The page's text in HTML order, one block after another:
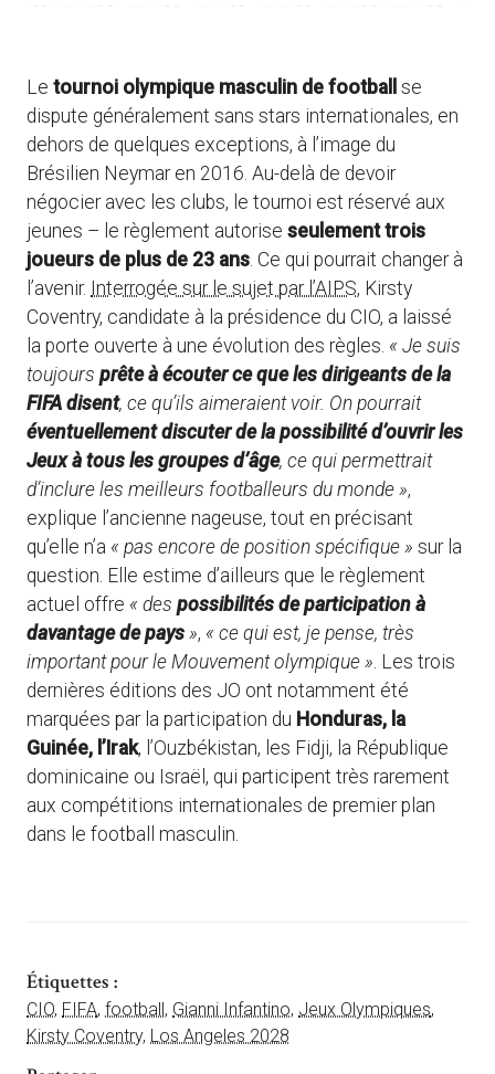
Le tournoi olympique masculin de football se
dispute généralement sans stars internationales, en
dehors de quelques exceptions, à l’image du
Brésilien Neymar en 2016. Au-delà de devoir
négocier avec les clubs, le tournoi est réservé aux
jeunes – le règlement autorise seulement trois
joueurs de plus de 23 ans . Ce qui pourrait changer à
l’avenir. Interrogée sur le sujet par l’AIPS, Kirsty
Coventry, candidate à la présidence du CIO, a laissé
la porte ouverte à une évolution des règles. « Je suis
toujours prête à écouter ce que les dirigeants de la
FIFA disent, ce qu’ils aimeraient voir. On pourrait
éventuellement discuter de la possibilité d’ouvrir les
Jeux à tous les groupes d’âge, ce qui permettrait
d’inclure les meilleurs footballeurs du monde »,
explique l’ancienne nageuse, tout en précisant
qu’elle n’a « pas encore de position spécifique » sur la
question. Elle estime d’ailleurs que le règlement
actuel offre « des possibilités de participation à
davantage de pays », « ce qui est, je pense, très
important pour le Mouvement olympique » . Les trois
dernières éditions des JO ont notamment été
marquées par la participation du Honduras, la
Guinée, l’Irak, l’Ouzbékistan, les Fidji, la République
dominicaine ou Israël, qui participent très rarement
aux compétitions internationales de premier plan
dans le football masculin.
Étiquettes :
CIO, FIFA, football , Gianni Infantino, Jeux Olympiques,
Kirsty Coventry, Los Angeles 2028